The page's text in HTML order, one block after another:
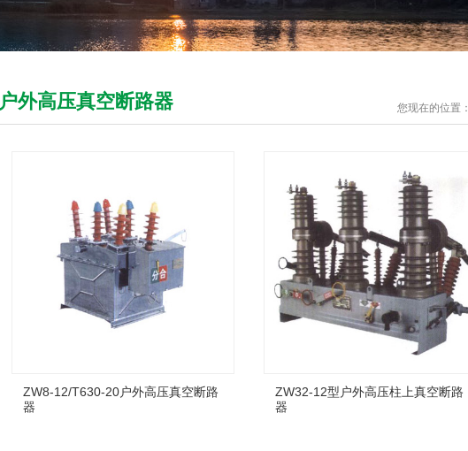
户外高压真空断路器 您现在的位置：
ZW8-12/T630-20户外高压真空断路
器
ZW32-12型户外高压柱上真空断路
器